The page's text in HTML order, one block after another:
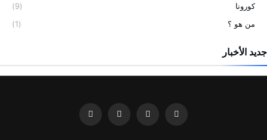
كورونا
(9)
من هو ؟
(1)
جديد الأخبار